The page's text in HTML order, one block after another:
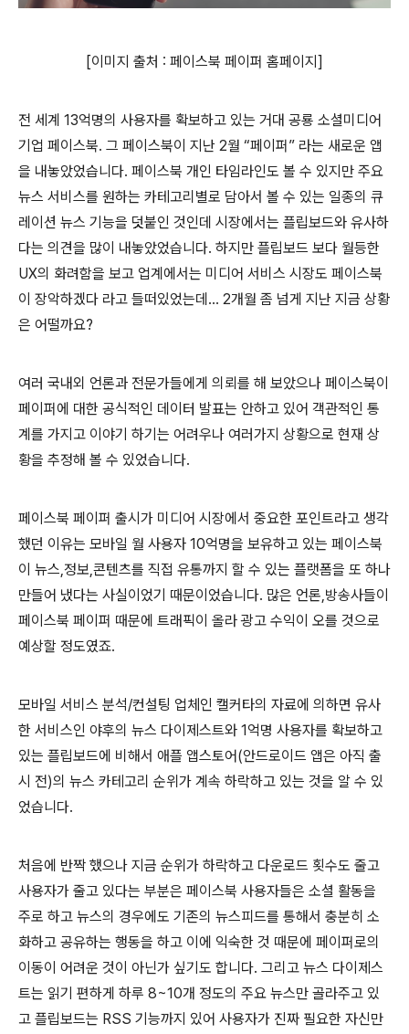
[이미지 출처 : 페이스북 페이퍼 홈페이지]
전 세계 13억명의 사용자를 확보하고 있는 거대 공룡 소셜미디어
기업 페이스북. 그 페이스북이 지난 2월 “페이퍼” 라는 새로운 앱
을 내놓았었습니다. 페이스북 개인 타임라인도 볼 수 있지만 주요
뉴스 서비스를 원하는 카테고리별로 담아서 볼 수 있는 일종의 큐
레이션 뉴스 기능을 덧붙인 것인데 시장에서는 플립보드와 유사하
다는 의견을 많이 내놓았었습니다. 하지만 플립보드 보다 월등한
UX의 화려함을 보고 업계에서는 미디어 서비스 시장도 페이스북
이 장악하겠다 라고 들떠있었는데 … 2개월 좀 넘게 지난 지금 상황
은 어떨까요?
여러 국내외 언론과 전문가들에게 의뢰를 해 보았으나 페이스북이
페이퍼에 대한 공식적인 데이터 발표는 안하고 있어 객관적인 통
계를 가지고 이야기 하기는 어려우나 여러가지 상황으로 현재 상
황을 추정해 볼 수 있었습니다.
페이스북 페이퍼 출시가 미디어 시장에서 중요한 포인트라고 생각
했던 이유는 모바일 월 사용자 10억명을 보유하고 있는 페이스북
이 뉴스 정보 콘텐츠를 직접 유통까지 할 수 있는 플랫폼을 또 하나
만들어 냈다는 사실이었기 때문이었습니다. 많은 언론 방송사들이
페이스북 페이퍼 때문에 트래픽이 올라 광고 수익이 오를 것으로
예상할 정도였죠.
모바일 서비스 분석/컨설팅 업체인 캘커타의 자료에 의하면 유사
한 서비스인 야후의 뉴스 다이제스트와 1억명 사용자를 확보하고
있는 플립보드에 비해서 애플 앱스토어(안드로이드 앱은 아직 출
시 전)의 뉴스 카테고리 순위가 계속 하락하고 있는 것을 알 수 있
었습니다.
처음에 반짝 했으나 지금 순위가 하락하고 다운로드 횟수도 줄고
사용자가 줄고 있다는 부분은 페이스북 사용자들은 소셜 활동을
주로 하고 뉴스의 경우에도 기존의 뉴스피드를 통해서 충분히 소
화하고 공유하는 행동을 하고 이에 익숙한 것 때문에 페이퍼로의
이동이 어려운 것이 아닌가 싶기도 합니다. 그리고 뉴스 다이제스
트는 읽기 편하게 하루 8~10개 정도의 주요 뉴스만 골라주고 있
고 플립보드는 RSS 기능까지 있어 사용자가 진짜 필요한 자신만